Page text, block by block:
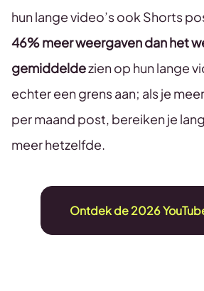
hun lange video’s ook Shorts
46% meer weergaven dan het
gemiddeldezien op hun lange
echter een grens aan; als je
per maand post, bereiken je
meer hetzelfde.
Ontdek de 2026